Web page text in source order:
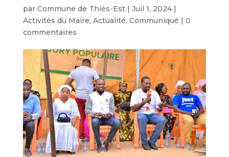
par Commune de Thiès-Est| Juil 1, 2024|
Activités du Maire, Actualité, Communiqué | 0
commentaires